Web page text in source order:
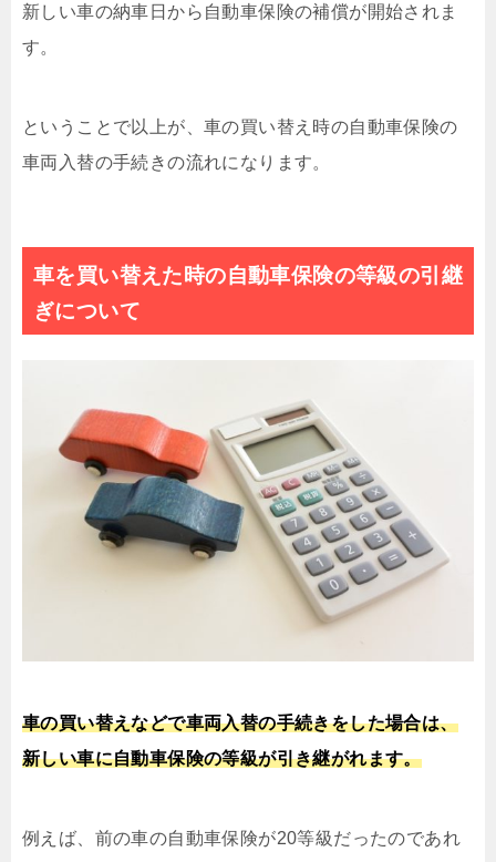
新しい車の納車日から自動車保険の補償が開始されま
す。
ということで以上が、車の買い替え時の自動車保険の
車両入替の手続きの流れになります。
車を買い替えた時の自動車保険の等級の引継
ぎについて
車の買い替えなどで車両入替の手続きをした場合は、
新しい車に自動車保険の等級が引き継がれます。
例えば、前の車の自動車保険が20等級だったのであれ